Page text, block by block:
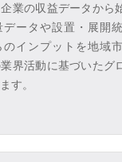
業の収益データから
ータや設置・展開
インプットを地域
界活動に基づいたグ
す。